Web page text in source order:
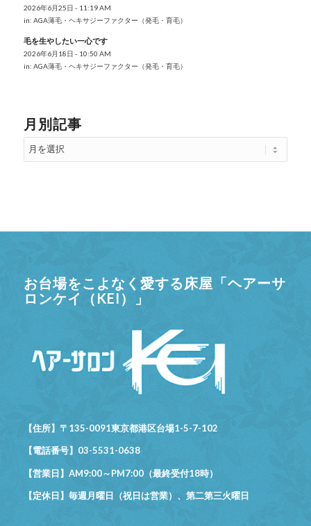
2026年6月25日 - 11:19 AM
in: AGA薄毛・ヘキサジーファクター（発毛・育毛）
毛を生やしたい一心です
2026年6月18日 - 10:50 AM
in: AGA薄毛・ヘキサジーファクター（発毛・育毛）
月別記事
お台場をこよなく愛する床屋「ヘアーサ
ロンケイ（KEI）」
【住所】〒135-0091東京都港区台場1-5-7-102
【電話番号】03-5531-0638
【営業日】AM9:00～PM7:00（最終受付18時）
【定休日】毎週月曜日（祝日は営業）、第二第三火曜日